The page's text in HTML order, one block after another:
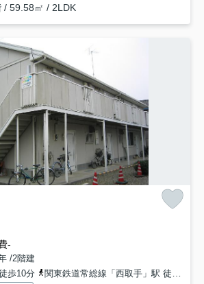
/ 59.58㎡ / 2LDK
-
/2階建
歩10分
関東鉄道常総線「西取手」駅 徒歩15分